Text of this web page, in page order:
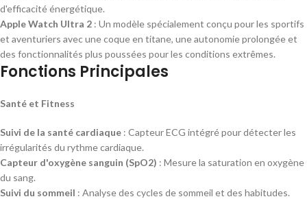
d'efficacité énergétique.
Apple Watch Ultra 2 : Un modèle spécialement conçu pour les sportifs
et aventuriers avec une coque en titane, une autonomie prolongée et
des fonctionnalités plus poussées pour les conditions extrêmes.
Fonctions Principales
Santé et Fitness
Suivi de la santé cardiaque : Capteur ECG intégré pour détecter les
irrégularités du rythme cardiaque.
Capteur d'oxygène sanguin (SpO2) : Mesure la saturation en oxygène
du sang.
Suivi du sommeil : Analyse des cycles de sommeil et des habitudes.